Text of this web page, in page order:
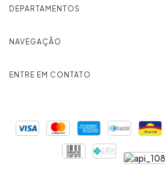
DEPARTAMENTOS
NAVEGAÇÃO
ENTRE EM CONTATO